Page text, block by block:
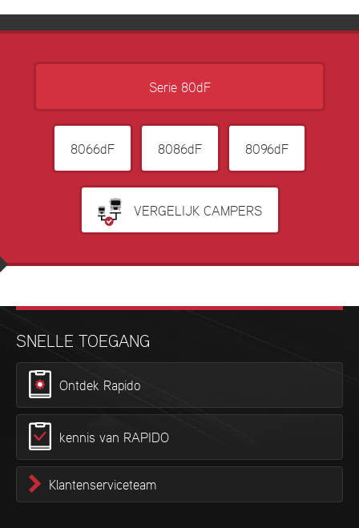
Serie 80dF
8066dF 8086dF 8096dF
VERGELIJK CAMPERS
SNELLE TOEGANG
Ontdek Rapido
kennis van RAPIDO
Klantenserviceteam